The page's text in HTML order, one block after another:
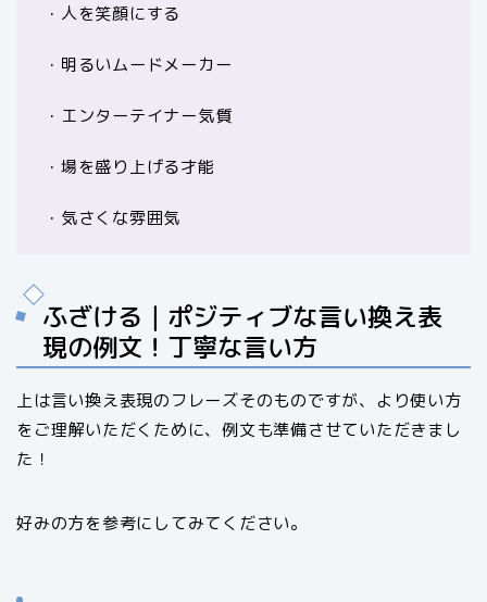
・人を笑顔にする
・明るいムードメーカー
・エンターテイナー気質
・場を盛り上げる才能
・気さくな雰囲気
ふざける｜ポジティブな言い換え表
現の例文！丁寧な言い方
上は言い換え表現のフレーズそのものですが、より使い方
をご理解いただくために、例文も準備させていただきまし
た！
好みの方を参考にしてみてください。